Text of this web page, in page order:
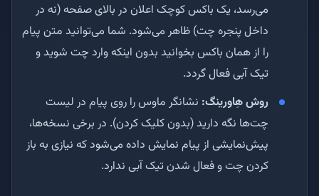
می‌رسد، یک باکس کوچک اعلان در بالای صفحه (نه در
داخل پنجره چت) ظاهر می‌شود. شما می‌توانید متن پیام
را از همان باکس بخوانید بدون اینکه وارد چت شوید و
تیک آبی فعال گردد.
روش هِاورینگ: نشانگر ماوس را روی پیام در لیست
چت‌ها نگه دارید (بدون کلیک کردن). در برخی نسخه‌ها،
پیش‌نمایشی از پیام نمایش داده می‌شود که نیازی به باز
کردن چت و فعال شدن تیک آبی ندارد.